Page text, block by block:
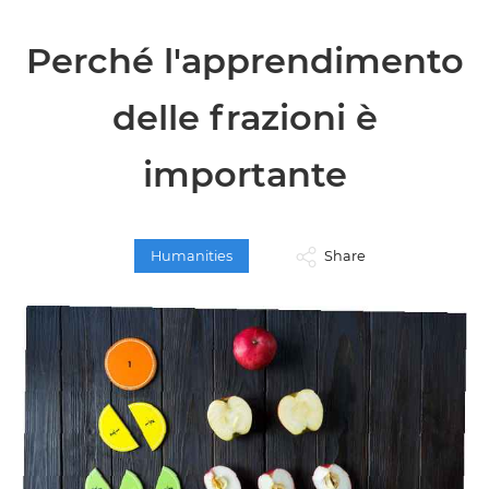
Perché l'apprendimento
delle frazioni è
importante
Humanities Share